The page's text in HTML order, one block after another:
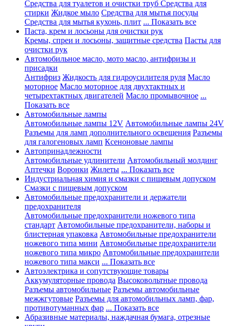
Средства для туалетов и очистки труб Средства для
стирки Жидкое мыло Средства для мытья посуды
Средства для мытья кухонь, плит ... Показать все
Паста, крем и лосьоны для очистки рук
Кремы, спреи и лосьоны, защитные средства Пасты для
очистки рук
Автомобильное масло, мото масло, антифризы и
присадки
Антифриз Жидкость для гидроусилителя руля Масло
моторное Масло моторное для двухтактных и
четырехтактных двигателей Масло промывочное ...
Показать все
Автомобильные лампы
Автомобильные лампы 12V Автомобильные лампы 24V
Разъемы для ламп дополнительного освещения Разъемы
для галогеновых ламп Ксеноновые лампы
Автопринадлежности
Автомобильные удлинители Автомобильный молдинг
Аптечки Воронки Жилеты ... Показать все
Индустриальная химия и смазки с пищевым допуском
Смазки с пищевым допуском
Автомобильные предохранители и держатели
предохранителя
Автомобильные предохранители ножевого типа
стандарт Автомобильные предохранители, наборы и
блистерная упаковка Автомобильные предохранители
ножевого типа мини Автомобильные предохранители
ножевого типа микро Автомобильные предохранители
ножевого типа макси ... Показать все
Автоэлектрика и сопутствующие товары
Аккумуляторные провода Высоковольтные провода
Разъемы автомобильные Разъемы автомобильные
межжгутовые Разъемы для автомобильных ламп, фар,
противотуманных фар ... Показать все
Абразивные материалы, наждачная бумага, отрезные